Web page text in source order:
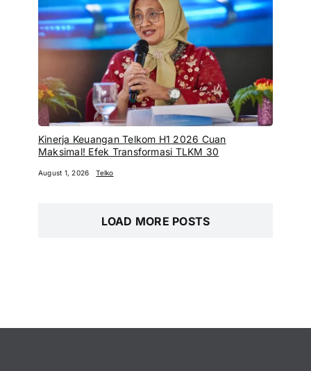
Kinerja Keuangan Telkom H1 2026 Cuan
Maksimal! Efek Transformasi TLKM 30
August 1, 2026 Telko
LOAD MORE POSTS